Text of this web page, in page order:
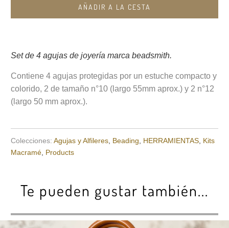
AÑADIR A LA CESTA
Set de 4 agujas de joyería marca beadsmith.
Contiene 4 agujas protegidas por un estuche compacto y
colorido, 2 de tamaño n°10 (largo 55mm aprox.) y 2 n°12
(largo 50 mm aprox.).
Colecciones: Agujas y Alfileres Beading HERRAMIENTAS Kits
Macramé Products
Te pueden gustar también...